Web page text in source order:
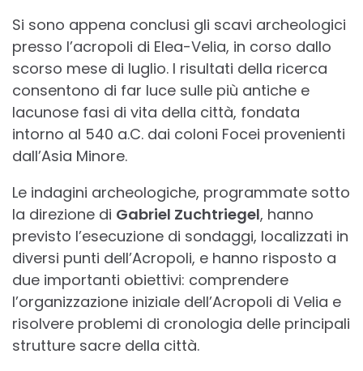
Si sono appena conclusi gli scavi archeologici
presso l’acropoli di Elea-Velia, in corso dallo
scorso mese di luglio. I risultati della ricerca
consentono di far luce sulle più antiche e
lacunose fasi di vita della città, fondata
intorno al 540 a.C. dai coloni Focei provenienti
dall’Asia Minore.
Le indagini archeologiche, programmate sotto
la direzione di Gabriel Zuchtriegel, hanno
previsto l’esecuzione di sondaggi, localizzati in
diversi punti dell’Acropoli, e hanno risposto a
due importanti obiettivi: comprendere
l’organizzazione iniziale dell’Acropoli di Velia e
risolvere problemi di cronologia delle principali
strutture sacre della città.